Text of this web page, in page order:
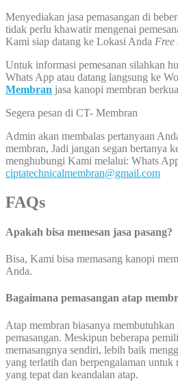
Menyediakan jasa pemasangan di
tidak perlu khawatir mengenai
Kami siap datang ke Lokasi Anda Free
Untuk informasi pemesanan silahkan
Whats App atau datang langsung ke
Membran jasa kanopi membran
Segera pesan di CT- Membran
Admin akan membalas pertanyaan
membran, Jadi jangan segan bertanya
menghubungi Kami melalui: Whats
ciptatechnicalmembran@gmail.com
FAQs
Apakah bisa memesan jasa pasang?
Bisa, Kami bisa memasang kanopi
Anda.
Bagaimana pemasangan atap
Atap membran biasanya
pemasangan. Meskipun beberapa
memasangnya sendiri, lebih baik
yang terlatih dan berpengalaman untuk
yang tepat dan keandalan atap.